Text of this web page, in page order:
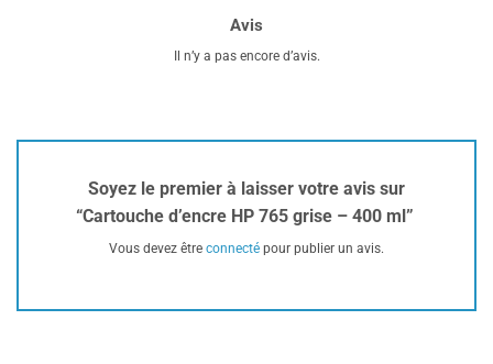
Avis
Il n’y a pas encore d’avis.
Soyez le premier à laisser votre avis sur
“Cartouche d’encre HP 765 grise – 400 ml”
Vous devez être connecté pour publier un avis.